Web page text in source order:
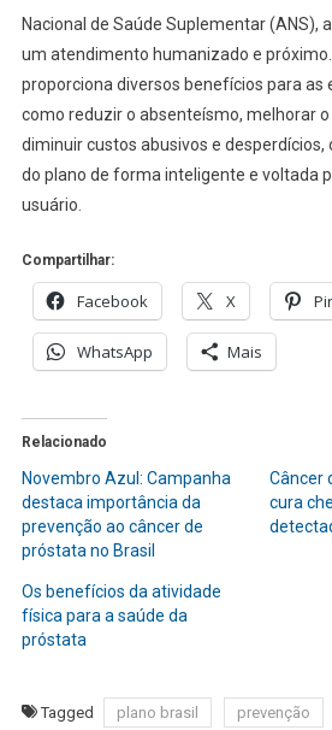
Nacional de Saúde Suplementar (ANS),
um atendimento humanizado e
proporciona diversos benefícios para
como reduzir o absenteísmo, melhorar
diminuir custos abusivos e
do plano de forma inteligente e voltada
usuário.
Compartilhar:
Facebook X
WhatsApp Mais
Relacionado
Novembro Azul: Campanha
destaca importância da
prevenção ao câncer de
próstata no Brasil
Câncer
cura
Os benefícios da atividade
física para a saúde da
próstata
Tagged plano brasil prevenção